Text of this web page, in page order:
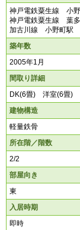
神戸電鉄粟生線 小
神戸電鉄粟生線 葉
加古川線 小野町駅
築年数
2005年1月
間取り詳細
DK(6畳) 洋室(6畳)
建物構造
軽量鉄骨
所在階／階数
2/2
部屋向き
東
入居時期
即時